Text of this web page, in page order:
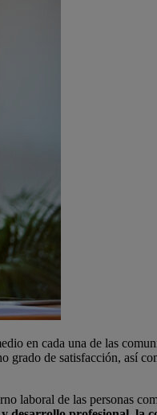
en cada una de las
grado de satisfacción, así
laboral de las personas